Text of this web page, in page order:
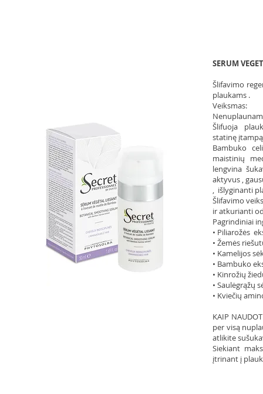
SERUM
Šlifavimo
plaukams .
Veiksmas:
Šlifuoja
statinę
Bambuko
maistinių
lengvina
aktyvus ,
, išlyginanti
Šlifavimo
ir atkurianti
Pagrindiniai
• Piliarožės
• Žemės
• Kamelijos
• Bambuko
• Kinrožių
• Saulėgrąžų
• Kviečių
KAIP
per visą
atlikite
Siekiant
įtrinant į